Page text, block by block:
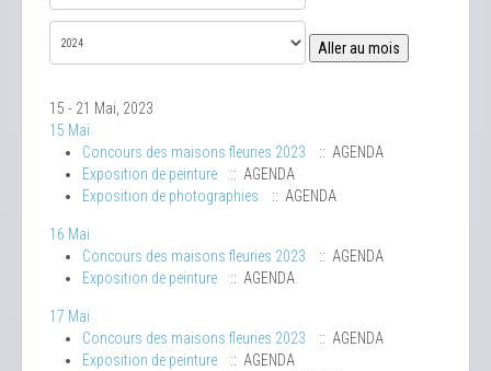
Aller au mois
15 - 21 Mai, 2023
15 Mai
Concours des maisons fleuries 2023
:: AGENDA
Exposition de peinture
:: AGENDA
Exposition de photographies
:: AGENDA
16 Mai
Concours des maisons fleuries 2023
:: AGENDA
Exposition de peinture
:: AGENDA
17 Mai
Concours des maisons fleuries 2023
:: AGENDA
Exposition de peinture
:: AGENDA